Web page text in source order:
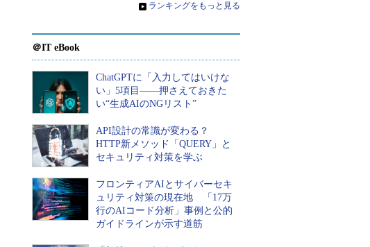
» ランキングをもっと見る
＠IT eBook
ChatGPTに「入力してはいけな
い」5項目――押さえておきた
い“生成AIのNGリスト”
API設計の常識が変わる？
HTTP新メソッド「QUERY」と
セキュリティ対策を学ぶ
フロンティアAIとサイバーセキ
ュリティ対策の現在地 「17万
行のAIコード分析」事例と公的
ガイドラインが示す道筋